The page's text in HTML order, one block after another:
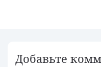
Добавьте